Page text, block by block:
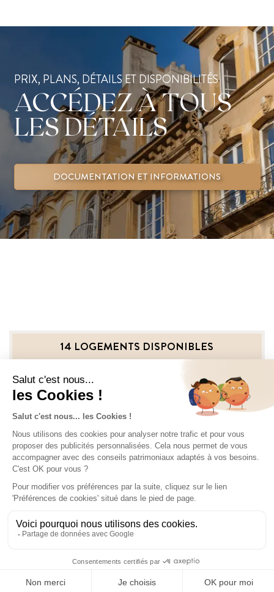
PRIX, PLANS, DÉTAILS ET DISPONIBILITÉS
ACCÉDEZ À TOUS
LES DÉTAILS
DOCUMENTATION ET INFORMATIONS
14 LOGEMENTS DISPONIBLES
T1
de 35,10 à 35,20 m²
à partir de 294 000€
T2
de 38,30 à 50,90 m²
à partir de 334 000€
de 61 à 70 m²
à partir de 540 000 €
Prix indicatifs parking inclus. Les prix indiqués peuvent tenir
compte d’une TVA réduite sous conditions de ressources. Les
rentabilités indiquées sont estimatives, données à titre indicatif
et hors frais de gestion potentiels.
CONTACTEZ-NOUS